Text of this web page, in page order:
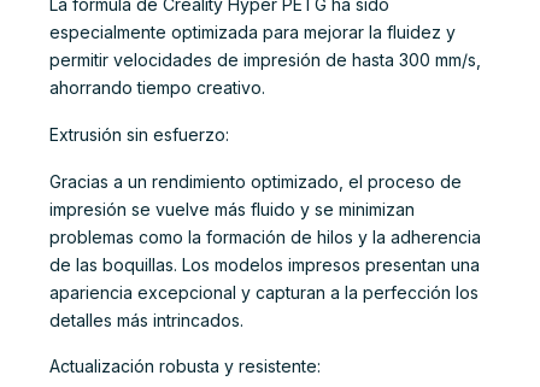
La fórmula de Creality Hyper PETG ha sido
especialmente optimizada para mejorar la fluidez y
permitir velocidades de impresión de hasta 300 mm/s,
ahorrando tiempo creativo.
Extrusión sin esfuerzo:
Gracias a un rendimiento optimizado, el proceso de
impresión se vuelve más fluido y se minimizan
problemas como la formación de hilos y la adherencia
de las boquillas. Los modelos impresos presentan una
apariencia excepcional y capturan a la perfección los
detalles más intrincados.
Actualización robusta y resistente: